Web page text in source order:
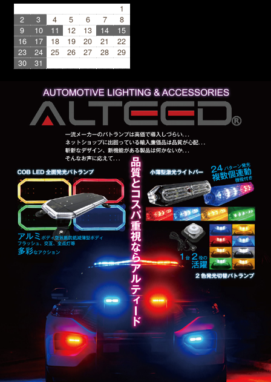
1
2
3 4 5 6 7
8
9
10 11 12 13 14
15
16
17 18 19 20 21
22
23
24 25 26 27 28
29
30
31